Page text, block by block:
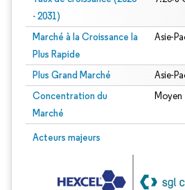
- 2031)
Marché à la Croissance la
Plus Rapide
Asie-
Plus Grand Marché Asie-
Concentration du
Marché
Moyen
Acteurs majeurs
Image © Mordor Intelligence. La